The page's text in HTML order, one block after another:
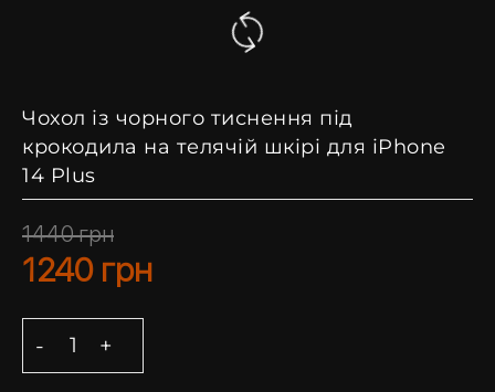
Чохол із чорного тиснення під
крокодила на телячій шкірі для iPhone
14 Plus
1440грн
1240 грн